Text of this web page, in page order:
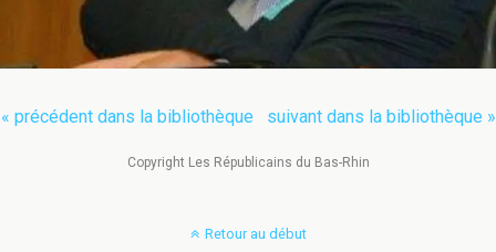
« précédent dans la bibliothèque suivant dans la bibliothèque »
Copyright Les Républicains du Bas-Rhin
Retour au début